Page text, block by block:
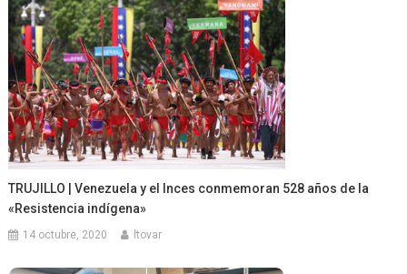
TRUJILLO | Venezuela y el Inces conmemoran 528 años de la
«Resistencia indígena»
14 octubre, 2020 ltovar